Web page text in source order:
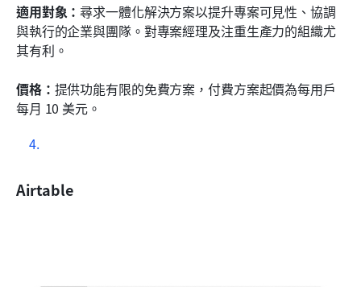
適用對象：尋求一體化解決方案以提升專案可見性、協調
與執行的企業與團隊。對專案經理及注重生產力的組織尤
其有利。
價格： 提供功能有限的免費方案，付費方案起價為每用戶
每月 10 美元。
Airtable